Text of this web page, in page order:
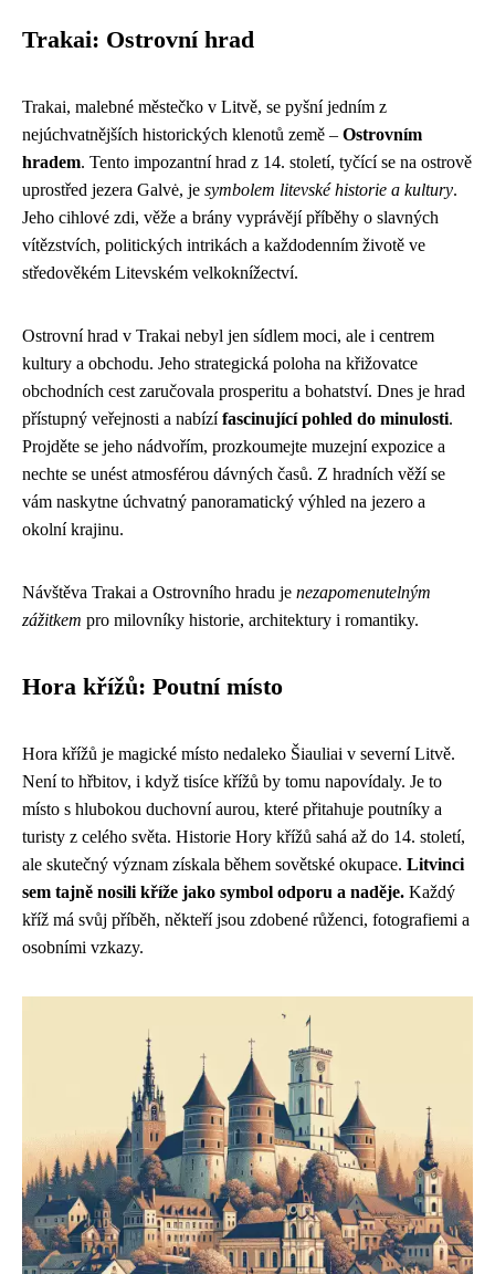
Trakai: Ostrovní hrad
Trakai, malebné městečko v Litvě, se pyšní jedním z
nejúchvatnějších historických klenotů země – Ostrovním
hradem. Tento impozantní hrad z 14. století, tyčící se na ostrově
uprostřed jezera Galvė, je symbolem litevské historie a kultury.
Jeho cihlové zdi, věže a brány vyprávějí příběhy o slavných
vítězstvích, politických intrikách a každodenním životě ve
středověkém Litevském velkoknížectví.
Ostrovní hrad v Trakai nebyl jen sídlem moci, ale i centrem
kultury a obchodu. Jeho strategická poloha na křižovatce
obchodních cest zaručovala prosperitu a bohatství. Dnes je hrad
přístupný veřejnosti a nabízífascinující pohled do minulosti.
Projděte se jeho nádvořím, prozkoumejte muzejní expozice a
nechte se unést atmosférou dávných časů. Z hradních věží se
vám naskytne úchvatný panoramatický výhled na jezero a
okolní krajinu.
Návštěva Trakai a Ostrovního hradu je nezapomenutelným
zážitkem pro milovníky historie, architektury i romantiky.
Hora křížů: Poutní místo
Hora křížů je magické místo nedaleko Šiauliai v severní Litvě.
Není to hřbitov, i když tisíce křížů by tomu napovídaly. Je to
místo s hlubokou duchovní aurou, které přitahuje poutníky a
turisty z celého světa. Historie Hory křížů sahá až do 14. století,
ale skutečný význam získala během sovětské okupace. Litvinci
sem tajně nosili kříže jako symbol odporu a naděje. Každý
kříž má svůj příběh, někteří jsou zdobené růženci, fotografiemi a
osobními vzkazy.